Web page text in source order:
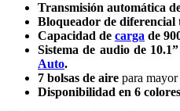
Transmisión automática
Bloqueador de diferencial
Capacidad de carga de
Sistema de audio de
Auto.
7 bolsas de aire para mayor
Disponibilidad en 6